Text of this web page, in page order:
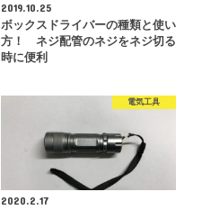
2019.10.25
ボックスドライバーの種類と使い
方！ ネジ配管のネジをネジ切る
時に便利
電気工具
2020.2.17